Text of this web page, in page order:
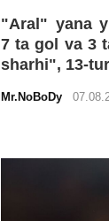
"Aral" yana
7 ta gol va 3
sharhi", 13-tur
Mr.NoBoDy